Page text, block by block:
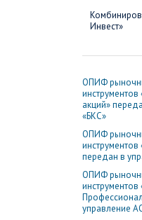
Инвест»
ОПИФ
акций»
«БКС»
ОПИФ
передан в
ОПИФ
управление